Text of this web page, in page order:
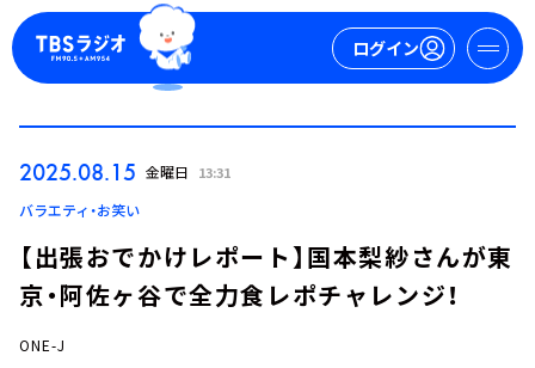
ログイン
ログイン
2025.08.15 金曜日 13:31
バラエティ・お笑い
【出張おでかけレポート】国本梨紗さんが東
京・阿佐ヶ谷で全力食レポチャレンジ！
ONE-J